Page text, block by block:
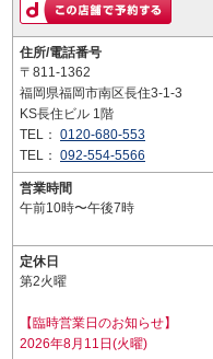
住所/電話番号
〒811-1362
福岡県福岡市南区長住3-1-3
KS長住ビル 1階
TEL： 0120-680-553
TEL： 092-554-5566
営業時間
午前10時〜午後7時
定休日
第2火曜
【臨時営業日のお知らせ】
2026年8月11日(火曜)